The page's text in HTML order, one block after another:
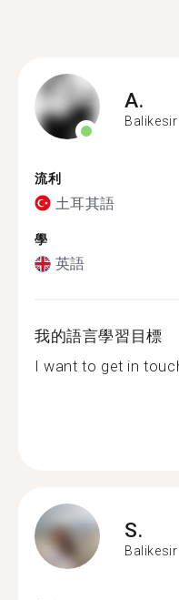
A.
Balikesir
流利
土耳其語
學
英語
我的語言學習目標
I want to get in
S.
Balikesir